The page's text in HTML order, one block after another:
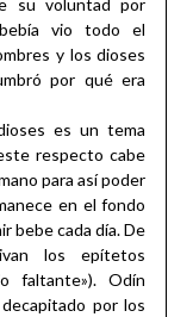
vio todo el
y los dioses
por qué era
es un tema
respecto cabe
para así poder
en el fondo
bebe cada día. De
los epítetos
faltante»). Odín
por los